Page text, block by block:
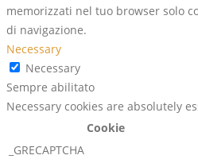
memorizzati nel tuo browser solo
di navigazione.
Necessary
Necessary
Sempre abilitato
Necessary cookies are absolutely
Cookie
_GRECAPTCHA